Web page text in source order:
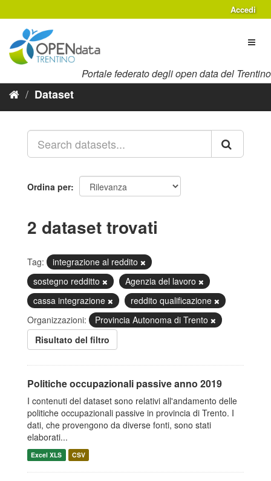
al
contenuto
Accedi
Portale federato degli open data del Trentino
Dataset
Ordina per
2 dataset trovati
Tag:
integrazione al reddito
sostegno redditto
Agenzia del lavoro
cassa integrazione
reddito qualificazione
Organizzazioni:
Provincia Autonoma di Trento
Risultato del filtro
Politiche occupazionali passive anno 2019
I contenuti del dataset sono relativi all'andamento delle
politiche occupazionali passive in provincia di Trento. I
dati, che provengono da diverse fonti, sono stati
elaborati...
Excel XLS CSV